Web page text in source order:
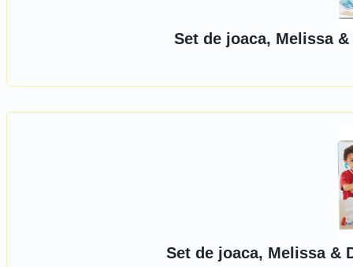
Set de joaca, Melissa
Set de joaca, Melissa &